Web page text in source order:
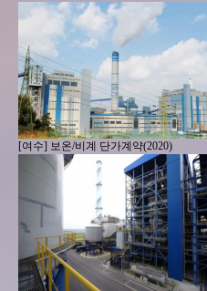
[여수] 보온/비계 단가계약(2020)